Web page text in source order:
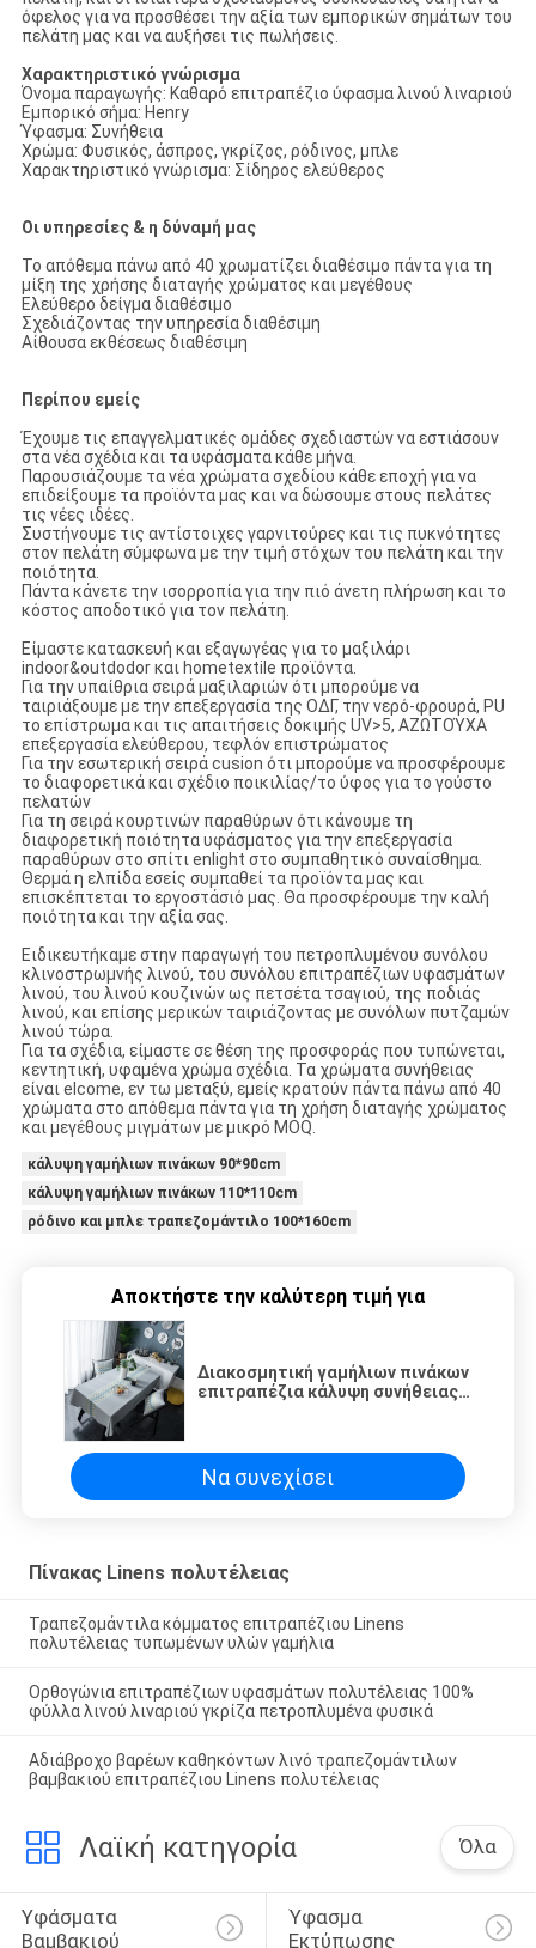
όφελος για να προσθέσει την αξία των εμπορικών σημάτων του
πελάτη μας και να αυξήσει τις πωλήσεις.
Χαρακτηριστικό γνώρισμα
Όνομα παραγωγής: Καθαρό επιτραπέζιο ύφασμα λινού λιναριού
Εμπορικό σήμα: Henry
Ύφασμα: Συνήθεια
Χρώμα: Φυσικός, άσπρος, γκρίζος, ρόδινος, μπλε
Χαρακτηριστικό γνώρισμα: Σίδηρος ελεύθερος
Οι υπηρεσίες & η δύναμή μας
Το απόθεμα πάνω από 40 χρωματίζει διαθέσιμο πάντα για τη
μίξη της χρήσης διαταγής χρώματος και μεγέθους
Ελεύθερο δείγμα διαθέσιμο
Σχεδιάζοντας την υπηρεσία διαθέσιμη
Αίθουσα εκθέσεως διαθέσιμη
Περίπου εμείς
Έχουμε τις επαγγελματικές ομάδες σχεδιαστών να εστιάσουν
στα νέα σχέδια και τα υφάσματα κάθε μήνα.
Παρουσιάζουμε τα νέα χρώματα σχεδίου κάθε εποχή για να
επιδείξουμε τα προϊόντα μας και να δώσουμε στους πελάτες
τις νέες ιδέες.
Συστήνουμε τις αντίστοιχες γαρνιτούρες και τις πυκνότητες
στον πελάτη σύμφωνα με την τιμή στόχων του πελάτη και την
ποιότητα.
Πάντα κάνετε την ισορροπία για την πιό άνετη πλήρωση και το
κόστος αποδοτικό για τον πελάτη.
Είμαστε κατασκευή και εξαγωγέας για το μαξιλάρι
indoor&outdodor και hometextile προϊόντα.
Για την υπαίθρια σειρά μαξιλαριών ότι μπορούμε να
ταιριάξουμε με την επεξεργασία της ΟΔΓ, την νερό-φρουρά, PU
το επίστρωμα και τις απαιτήσεις δοκιμής UV>5, ΑΖΩΤΟΎΧΑ
επεξεργασία ελεύθερου, τεφλόν επιστρώματος
Για την εσωτερική σειρά cusion ότι μπορούμε να προσφέρουμε
το διαφορετικά και σχέδιο ποικιλίας/το ύφος για το γούστο
πελατών
Για τη σειρά κουρτινών παραθύρων ότι κάνουμε τη
διαφορετική ποιότητα υφάσματος για την επεξεργασία
παραθύρων στο σπίτι enlight στο συμπαθητικό συναίσθημα.
Θερμά η ελπίδα εσείς συμπαθεί τα προϊόντα μας και
επισκέπτεται το εργοστάσιό μας. Θα προσφέρουμε την καλή
ποιότητα και την αξία σας.
Ειδικευτήκαμε στην παραγωγή του πετροπλυμένου συνόλου
κλινοστρωμνής λινού, του συνόλου επιτραπέζιων υφασμάτων
λινού, του λινού κουζινών ως πετσέτα τσαγιού, της ποδιάς
λινού, και επίσης μερικών ταιριάζοντας με συνόλων πυτζαμών
λινού τώρα.
Για τα σχέδια, είμαστε σε θέση της προσφοράς που τυπώνεται,
κεντητική, υφαμένα χρώμα σχέδια. Τα χρώματα συνήθειας
είναι elcome, εν τω μεταξύ, εμείς κρατούν πάντα πάνω από 40
χρώματα στο απόθεμα πάντα για τη χρήση διαταγής χρώματος
και μεγέθους μιγμάτων με μικρό MOQ.
κάλυψη γαμήλιων πινάκων 90*90cm
κάλυψη γαμήλιων πινάκων 110*110cm
ρόδινο και μπλε τραπεζομάντιλο 100*160cm
Αποκτήστε την καλύτερη τιμή για
Διακοσμητική γαμήλιων πινάκων
επιτραπέζια κάλυψη συνήθειας
Να συνεχίσει
Πίνακας Linens πολυτέλειας
Τραπεζομάντιλα κόμματος επιτραπέζιου Linens
πολυτέλειας τυπωμένων υλών γαμήλια
Ορθογώνια επιτραπέζιων υφασμάτων πολυτέλειας 100%
φύλλα λινού λιναριού γκρίζα πετροπλυμένα φυσικά
Αδιάβροχο βαρέων καθηκόντων λινό τραπεζομάντιλων
βαμβακιού επιτραπέζιου Linens πολυτέλειας
Λαϊκή κατηγορία Όλα
Υφάσματα
Βαμβακιού
Ύφασμα
Εκτύπωσης